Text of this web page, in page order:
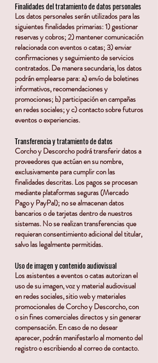
Finalidades del tratamiento de datos personales
Los datos personales serán utilizados para las
siguientes finalidades primarias: 1) gestionar
reservas y cobros; 2) mantener comunicación
relacionada con eventos o catas; 3) enviar
confirmaciones y seguimiento de servicios
contratados. De manera secundaria, los datos
podrán emplearse para: a) envío de boletines
informativos, recomendaciones y
promociones; b) participación en campañas
en redes sociales; y c) contacto sobre futuros
eventos o experiencias.
Transferencia y tratamiento de datos
Corcho y Descorcho podrá transferir datos a
proveedores que actúan en su nombre,
exclusivamente para cumplir con las
finalidades descritas. Los pagos se procesan
mediante plataformas seguras (Mercado
Pago y PayPal); no se almacenan datos
bancarios o de tarjetas dentro de nuestros
sistemas. No se realizan transferencias que
requieran consentimiento adicional del titular,
salvo las legalmente permitidas.
Uso de imagen y contenido audiovisual
Los asistentes a eventos o catas autorizan el
uso de su imagen, voz y material audiovisual
en redes sociales, sitio web y materiales
promocionales de Corcho y Descorcho, con
o sin fines comerciales directos y sin generar
compensación. En caso de no desear
aparecer, podrán manifestarlo al momento del
registro o escribiendo al correo de contacto.